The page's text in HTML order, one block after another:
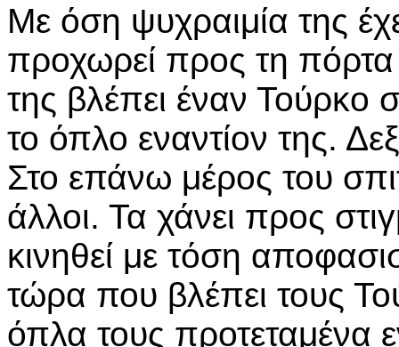
Με όση ψυχραιμία της
προχωρεί προς τη πόρτα
της βλέπει έναν Τούρκο
το όπλο εναντίον της.
Στο επάνω μέρος του
άλλοι. Τα χάνει προς
κινηθεί με τόση
τώρα που βλέπει τους
όπλα τους προτεταμένα